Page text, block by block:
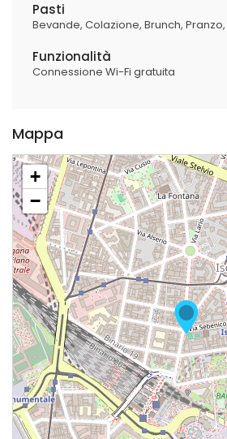
Pasti
Bevande Colazione Brunch Pranzo
Funzionalità
Connessione Wi-Fi gratuita
Mappa
+
−